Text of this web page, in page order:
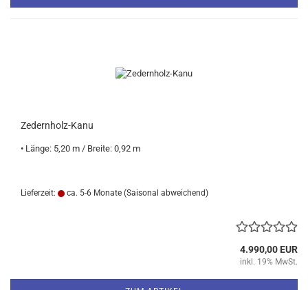
Zedernholz-Kanu
• Länge: 5,20 m / Breite: 0,92 m
Lieferzeit: ca. 5-6 Monate (Saisonal abweichend)
4.990,00 EUR
inkl. 19% MwSt.